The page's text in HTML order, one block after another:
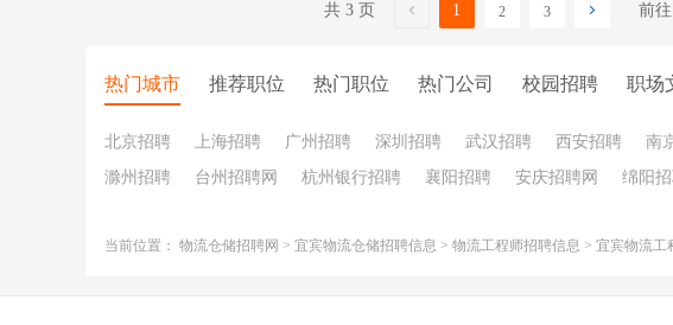
共 3 页 1 2 3 前往
热门城市 推荐职位 热门职位 热门公司 校园招聘 职场
北京招聘 上海招聘 广州招聘 深圳招聘 武汉招聘 西安招聘 南
滁州招聘
台州招聘网 杭州银行招聘 襄阳招聘 安庆招聘网 绵阳
当前位置： 物流仓储招聘网 > 宜宾物流仓储招聘信息 > 物流工程师招聘信息 > 宜宾物流工